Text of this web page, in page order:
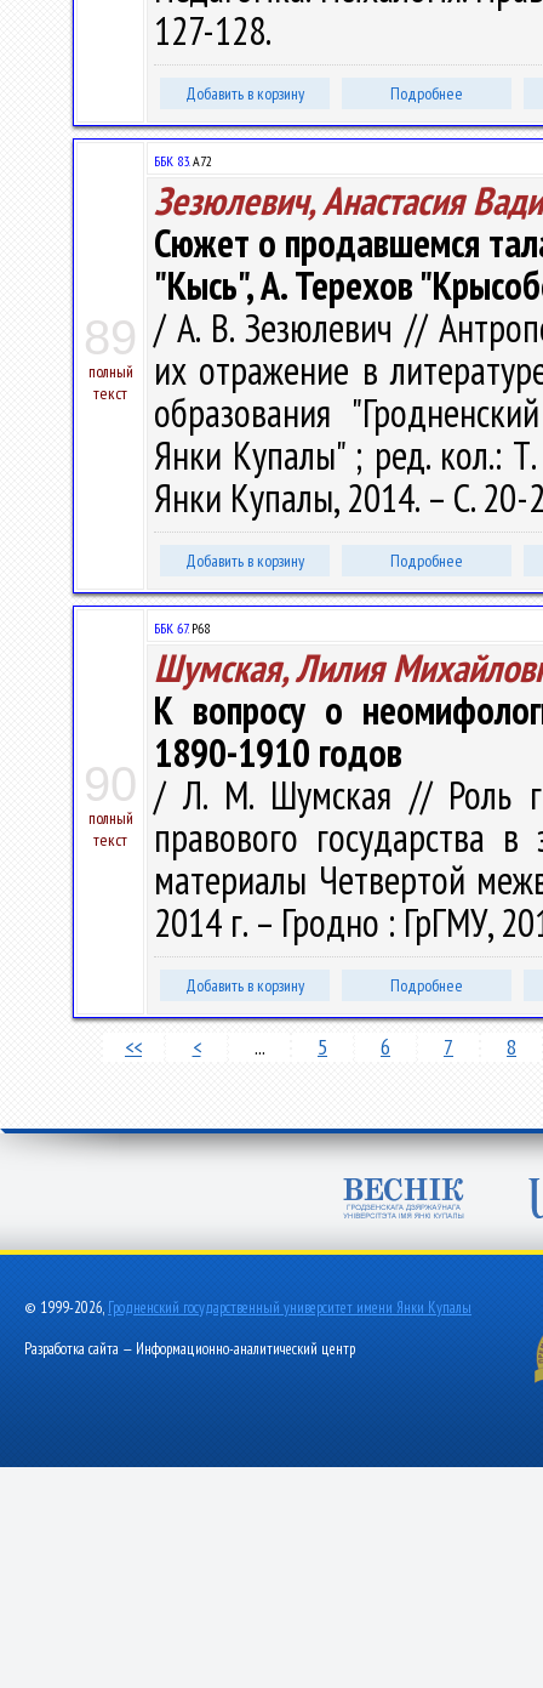
127-128.
Добавить в корзину Подробнее
89
полный
текст
ББК 83.А72
Зезюлевич, Анастасия
Сюжет о продавшемся
"Кысь", А. Терехов
/ А. В. Зезюлевич //
их отражение в
образования
Янки Купалы" ; ред. кол.:
Янки Купалы, 2014. – С. 20-
Добавить в корзину Подробнее
90
полный
текст
ББК 67.Р68
Шумская, Лилия
К вопросу о
1890-1910 годов
/ Л. М. Шумская // Роль
правового государства
материалы Четвертой
2014 г. – Гродно : ГрГМУ,
Добавить в корзину Подробнее
<< < ... 5 6 7 8
© 1999-2026, Гродненский государственный университет имени Янки Купалы
Разработка сайта — Информационно-аналитический центр